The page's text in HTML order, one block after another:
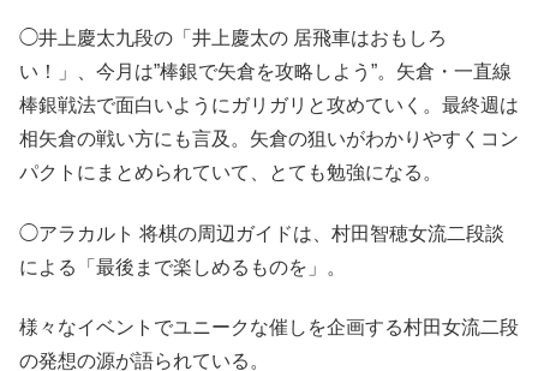
◯井上慶太九段の「井上慶太の 居飛車はおもしろ
い！」、今月は”棒銀で矢倉を攻略しよう”。矢倉・一直線
棒銀戦法で面白いようにガリガリと攻めていく。最終週は
相矢倉の戦い方にも言及。矢倉の狙いがわかりやすくコン
パクトにまとめられていて、とても勉強になる。
◯アラカルト 将棋の周辺ガイドは、村田智穂女流二段談
による「最後まで楽しめるものを」。
様々なイベントでユニークな催しを企画する村田女流二段
の発想の源が語られている。